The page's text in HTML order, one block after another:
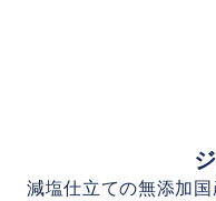
減塩仕立ての無添加